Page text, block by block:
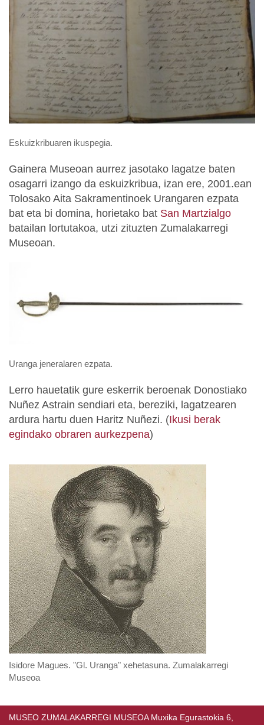
Eskuizkribuaren ikuspegia.
Gainera Museoan aurrez jasotako lagatze baten
osagarri izango da eskuizkribua, izan ere, 2001.ean
Tolosako Aita Sakramentinoek Urangaren ezpata
bat eta bi domina, horietako bat San Martzialgo
batailan lortutakoa, utzi zituzten Zumalakarregi
Museoan.
Uranga jeneralaren ezpata.
Lerro hauetatik gure eskerrik beroenak Donostiako
Nuñez Astrain sendiari eta, bereziki, lagatzearen
ardura hartu duen Haritz Nuñezi. (Ikusi berak
egindako obraren aurkezpena)
Isidore Magues. "Gl. Uranga" xehetasuna. Zumalakarregi
Museoa
MUSEO ZUMALAKARREGI MUSEOA Muxika Egurastokia 6,